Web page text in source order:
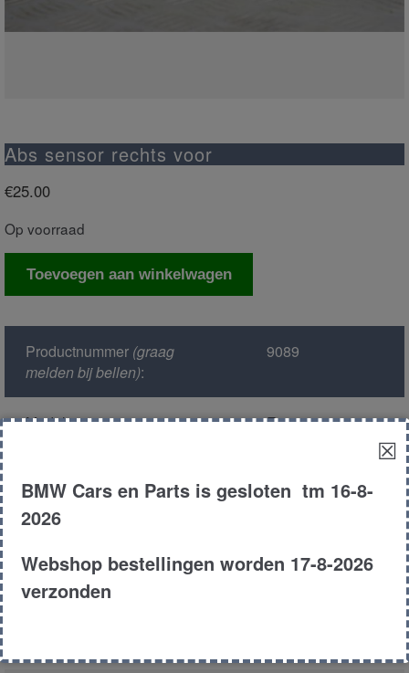
Abs sensor rechts voor
€25.00
Op voorraad
Abs
aantal
Toevoegen aan winkelwagen
Productnummer(graag
melden bij bellen):
9089
Model : E39
Metallic
Motor type :
☒
BMW Cars en Parts is gesloten tm 16-8-
2026
Webshop bestellingen worden 17-8-2026
verzonden